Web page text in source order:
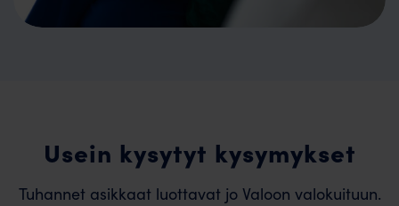
Usein kysytyt kysymykset
Tuhannet asikkaat luottavat jo Valoon valokuituun.